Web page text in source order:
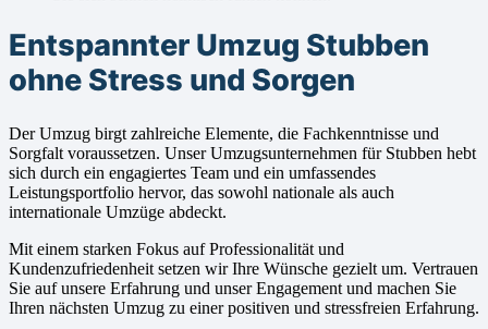
Entspannter Umzug Stubben
ohne Stress und Sorgen
Der Umzug birgt zahlreiche Elemente, die Fachkenntnisse und
Sorgfalt voraussetzen. Unser Umzugsunternehmen für Stubben hebt
sich durch ein engagiertes Team und ein umfassendes
Leistungsportfolio hervor, das sowohl nationale als auch
internationale Umzüge abdeckt.
Mit einem starken Fokus auf Professionalität und
Kundenzufriedenheit setzen wir Ihre Wünsche gezielt um. Vertrauen
Sie auf unsere Erfahrung und unser Engagement und machen Sie
Ihren nächsten Umzug zu einer positiven und stressfreien Erfahrung.